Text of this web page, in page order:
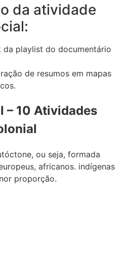
da atividade
da playlist do documentário
de resumos em mapas
– 10 Atividades
ou seja, formada
africanos. indígenas
proporção.